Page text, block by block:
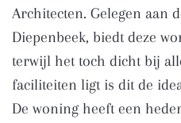
Architecten. Gelegen aan
Diepenbeek, biedt deze
terwijl het toch dicht bij
faciliteiten ligt is dit de
De woning heeft een